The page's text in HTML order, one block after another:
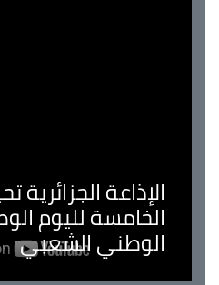
الإذاعة الجزائرية
الخامسة لليوم
الوطني الشعبي